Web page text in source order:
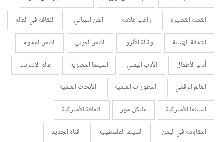
القصة القصيرة
راغب علامة الفن اللبناني
الثقافة في العالم
الثقافة الهندية
وكالة الأنروا الشعر العربي
الشعر المقاوم
أدب الأطفال
الأدب اليمني السينما المصرية
عالم الإنترنت
العالم الرقمي
التطورات العلمية
الأبحاث العلمية
السينما الأميركية
مايكل مور
الثقافة الأميركية
المقاومة في اليمن
السينما الفلسطينية
قناة الجديد